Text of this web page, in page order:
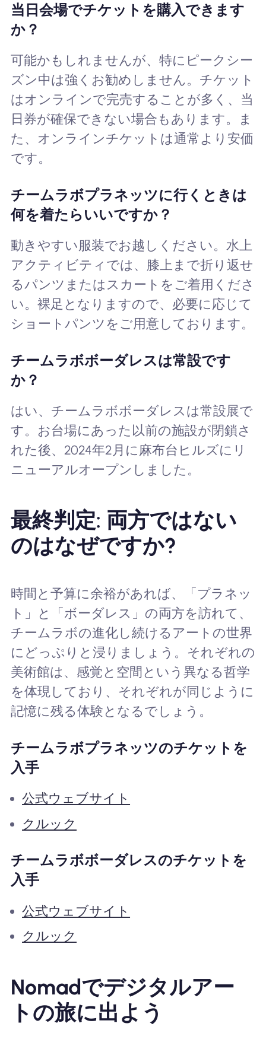
当日会場でチケットを購入できます
か？
可能かもしれませんが、特にピークシー
ズン中は強くお勧めしません。チケット
はオンラインで完売することが多く、当
日券が確保できない場合もあります。ま
た、オンラインチケットは通常より安価
です。
チームラボプラネッツに行くときは
何を着たらいいですか？
動きやすい服装でお越しください。水上
アクティビティでは、膝上まで折り返せ
るパンツまたはスカートをご着用くださ
い。裸足となりますので、必要に応じて
ショートパンツをご用意しております。
チームラボボーダレスは常設です
か？
はい、チームラボボーダレスは常設展で
す。お台場にあった以前の施設が閉鎖さ
れた後、2024年2月に麻布台ヒルズにリ
ニューアルオープンしました。
最終判定: 両方ではない
のはなぜですか?
時間と予算に余裕があれば、「プラネッ
ト」と「ボーダレス」の両方を訪れて、
チームラボの進化し続けるアートの世界
にどっぷりと浸りましょう。それぞれの
美術館は、感覚と空間という異なる哲学
を体現しており、それぞれが同じように
記憶に残る体験となるでしょう。
チームラボプラネッツのチケットを
入手
公式ウェブサイト
クルック
チームラボボーダレスのチケットを
入手
公式ウェブサイト
クルック
Nomadでデジタルアー
トの旅に出よう